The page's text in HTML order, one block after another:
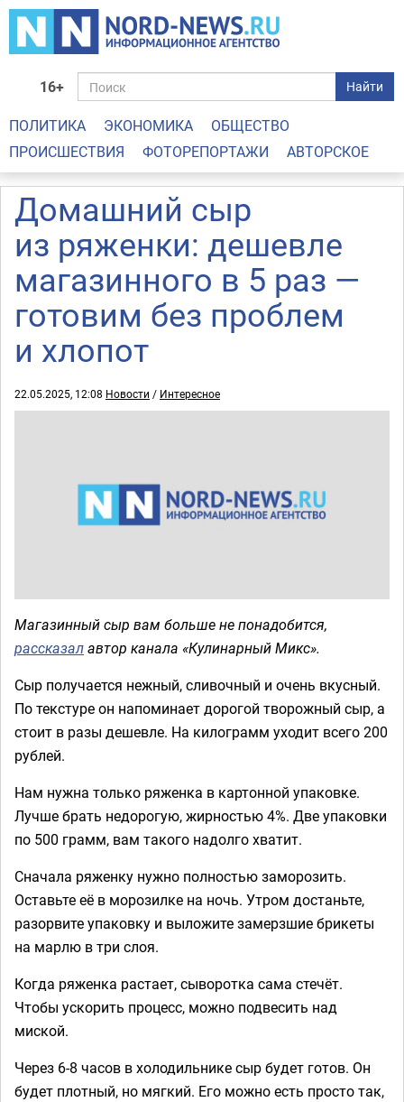
16+ Найти
ПОЛИТИКА ЭКОНОМИКА
ОБЩЕСТВО
ПРОИСШЕСТВИЯ
ФОТОРЕПОРТАЖИ АВТОРСКОЕ
Домашний сыр
из ряженки: дешевле
магазинного в 5 раз —
готовим без проблем
и хлопот
22.05.2025, 12:08 Новости / Интересное
Магазинный сыр вам больше не понадобится,
рассказалавтор канала «Кулинарный Микс».
Сыр получается нежный, сливочный и очень вкусный.
По текстуре он напоминает дорогой творожный сыр, а
стоит в разы дешевле. На килограмм уходит всего 200
рублей.
Нам нужна только ряженка в картонной упаковке.
Лучше брать недорогую, жирностью 4%. Две упаковки
по 500 грамм, вам такого надолго хватит.
Сначала ряженку нужно полностью заморозить.
Оставьте её в морозилке на ночь. Утром достаньте,
разорвите упаковку и выложите замерзшие брикеты
на марлю в три слоя.
Когда ряженка растает, сыворотка сама стечёт.
Чтобы ускорить процесс, можно подвесить над
миской.
Через 6-8 часов в холодильнике сыр будет готов. Он
будет плотный, но мягкий. Его можно есть просто так,